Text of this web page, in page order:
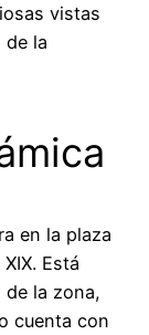
vistas
de la
en la plaza
Está
de la zona,
cuenta con